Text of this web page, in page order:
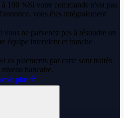
à 100 %Si votre commande n'est pas
vous êtes intégralement
vous ne parvenez pas à résoudre un
équipe intervient et tranche
Les paiements par carte sont traités
niveau bancaire.
plus